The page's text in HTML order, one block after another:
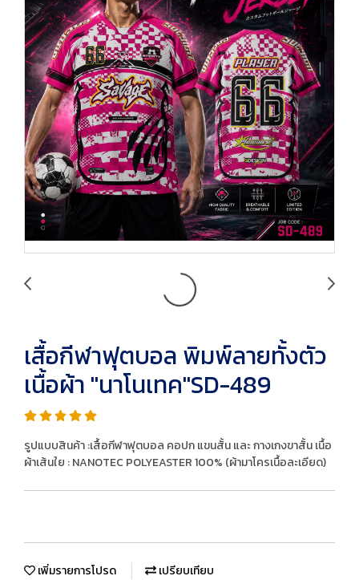
เสื้อกีฬาฟุตบอล พิมพ์ลายทั้งตัว
เนื้อผ้า "นาโนเทค"SD-489
รูปแบบสินค้า :เสื้อกีฬาฟุตบอล คอปก แขนสั้น และ กางเกงขาสั้น เนื้อ
ผ้าเส้นใย : NANOTEC POLYEASTER 100% (ผ้ามาโครเนื้อละเอียด)
เพิ่มรายการโปรด เปรียบเทียบ